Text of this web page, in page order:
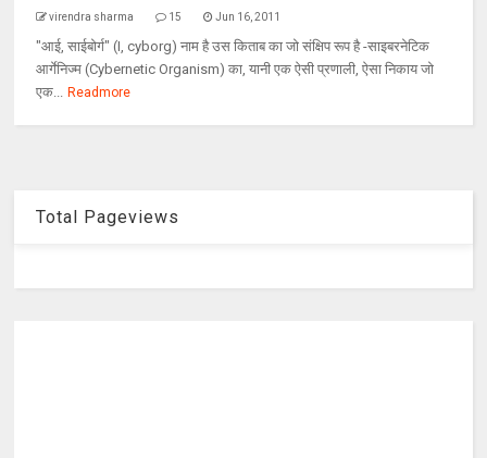
virendra sharma 15 Jun 16, 2011
"आई, साईबोर्ग" (I, cyborg) नाम है उस किताब का जो संक्षिप रूप है -साइबरनेटिक
आर्गेनिज्म (Cybernetic Organism) का, यानी एक ऐसी प्रणाली, ऐसा निकाय जो
एक... Readmore
Total Pageviews